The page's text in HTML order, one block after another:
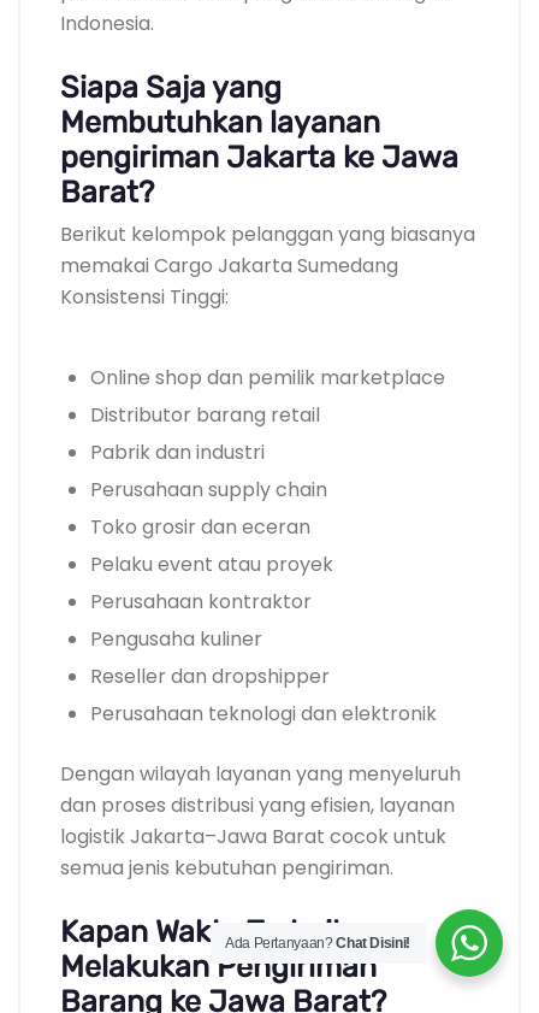
Indonesia.
Siapa Saja yang
Membutuhkan layanan
pengiriman Jakarta ke Jawa
Barat?
Berikut kelompok pelanggan yang biasanya
memakai Cargo Jakarta Sumedang
Konsistensi Tinggi:
Online shop dan pemilik marketplace
Distributor barang retail
Pabrik dan industri
Perusahaan supply chain
Toko grosir dan eceran
Pelaku event atau proyek
Perusahaan kontraktor
Pengusaha kuliner
Reseller dan dropshipper
Perusahaan teknologi dan elektronik
Dengan wilayah layanan yang menyeluruh
dan proses distribusi yang efisien, layanan
logistik Jakarta–Jawa Barat cocok untuk
semua jenis kebutuhan pengiriman.
Kapan Waktu Terbaik
Melakukan Pengiriman
Barang ke Jawa Barat?
Ada Pertanyaan?Chat Disini!